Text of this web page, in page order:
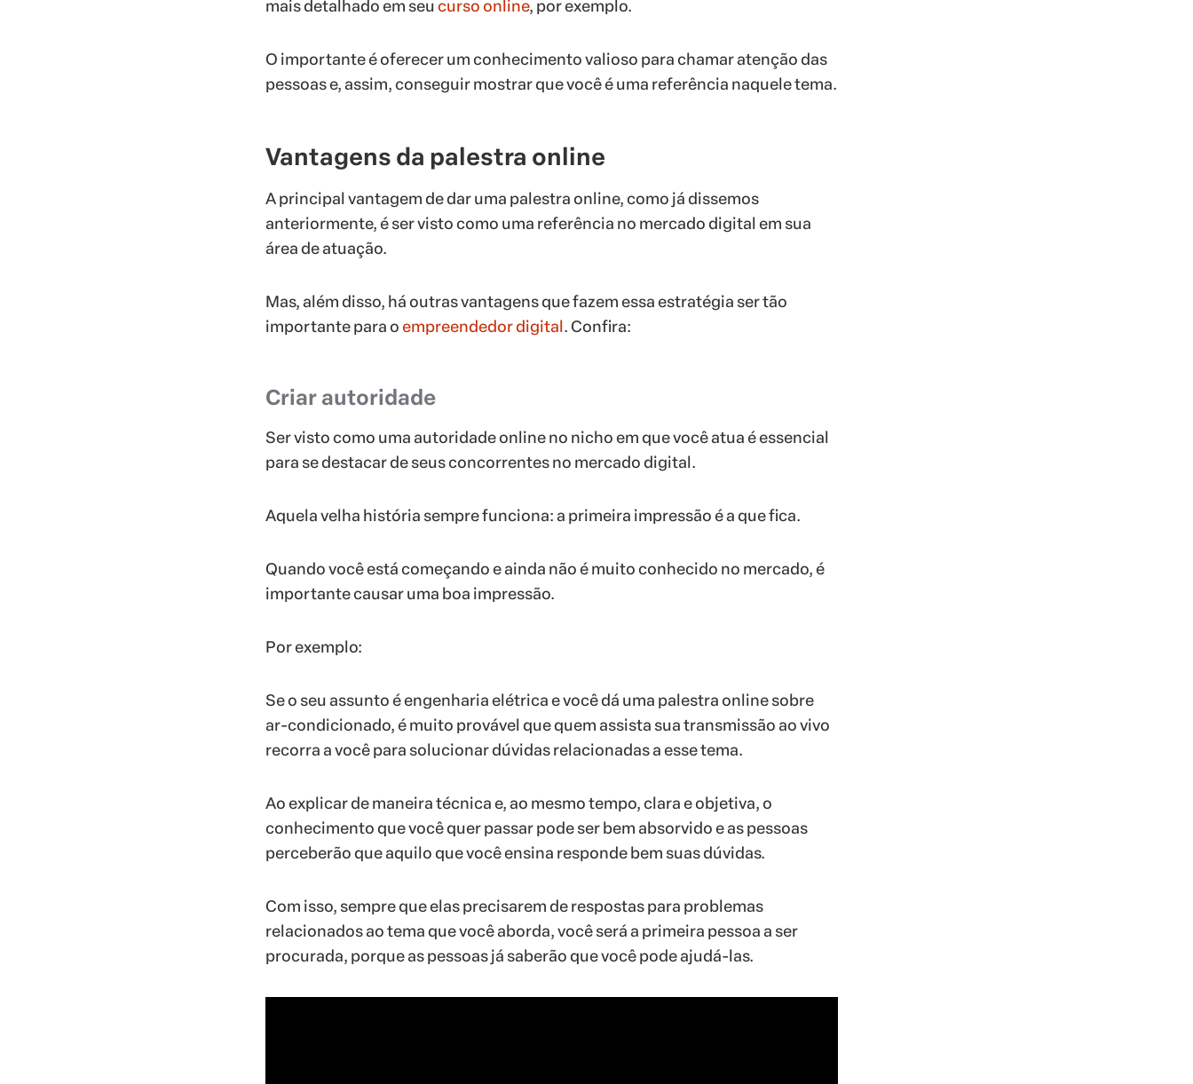
mais detalhado em seucurso online, por exemplo.
O importante é oferecer um conhecimento valioso para chamar atenção das
pessoas e, assim, conseguir mostrar que você é uma referência naquele tema.
Vantagens da palestra online
A principal vantagem de dar uma palestra online, como já dissemos
anteriormente, é ser visto como uma referência no mercado digital em sua
área de atuação.
Mas, além disso, há outras vantagens que fazem essa estratégia ser tão
importante para oempreendedor digital. Confira:
Criar autoridade
Ser visto como uma autoridade online no nicho em que você atua é essencial
para se destacar de seus concorrentes no mercado digital.
Aquela velha história sempre funciona: a primeira impressão é a que fica.
Quando você está começando e ainda não é muito conhecido no mercado, é
importante causar uma boa impressão.
Por exemplo:
Se o seu assunto é engenharia elétrica e você dá uma palestra online sobre
ar-condicionado, é muito provável que quem assista sua transmissão ao vivo
recorra a você para solucionar dúvidas relacionadas a esse tema.
Ao explicar de maneira técnica e, ao mesmo tempo, clara e objetiva, o
conhecimento que você quer passar pode ser bem absorvido e as pessoas
perceberão que aquilo que você ensina responde bem suas dúvidas.
Com isso, sempre que elas precisarem de respostas para problemas
relacionados ao tema que você aborda, você será a primeira pessoa a ser
procurada, porque as pessoas já saberão que você pode ajudá-las.